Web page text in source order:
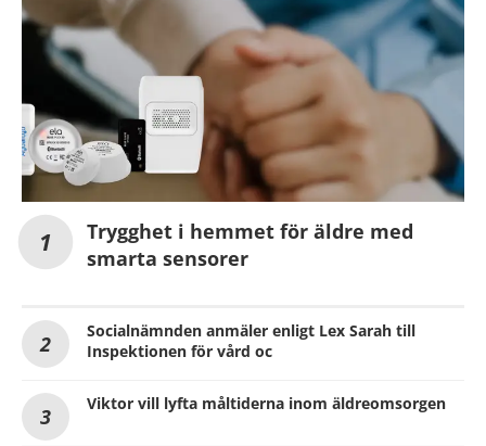
Trygghet i hemmet för äldre med
smarta sensorer
Socialnämnden anmäler enligt Lex Sarah till
Inspektionen för vård oc
Viktor vill lyfta måltiderna inom äldreomsorgen